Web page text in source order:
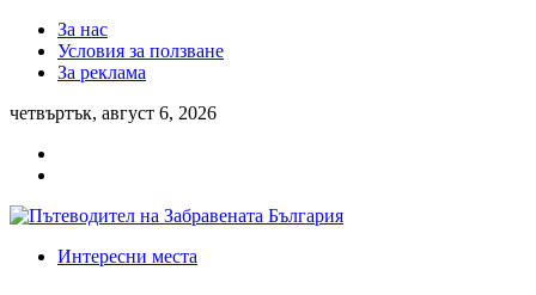
За нас
Условия за ползване
За реклама
четвъртък, август 6, 2026
Интересни места